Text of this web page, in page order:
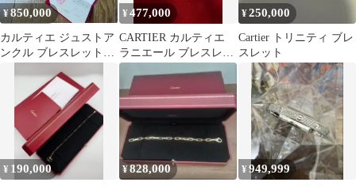
¥850,000
カルティエ ジュストア
ンクル ブレスレット
¥477,000
CARTIER カルティエ
ラニエール ブレスレッ
ト K18WG 美品正規品
¥250,000
Cartier トリニティ ブレ
スレット
¥ 190,000 ¥828,000 ¥949,999